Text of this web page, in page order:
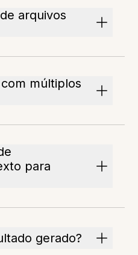
arquivos
múltiplos
para
gerado?